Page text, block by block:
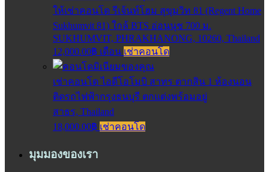
ให้เช่าคอนโด รีเจ้นท์โฮม สุขุมวิท 81 (Regent Home
Sukhumvit 81) ใกล้ BTS อ่อนนุช 700 ม.
SUKHUMVIT, PHRAKHANONG, 10260, Thailand
12,000.00฿ เดือน เช่าคอนโด
เช่าคอนโด ไอดีโอโมบิ สาทร ตากสิน 1 ห้องนอน
ติดรถไฟฟ้ากรุงธนบุรี ตกแต่งพร้อมอยู่
สาธร, Thailand
18,000.00฿ เช่าคอนโด
มุมมองของเรา